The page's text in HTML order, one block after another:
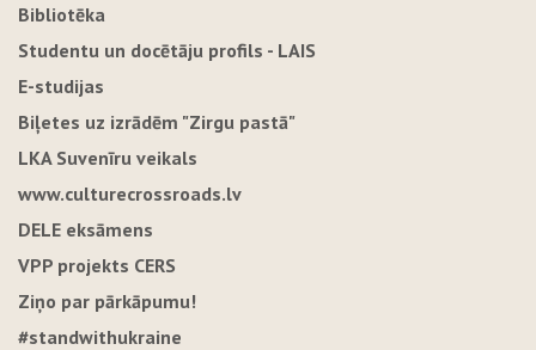
Bibliotēka
Studentu un docētāju profils - LAIS
E-studijas
Biļetes uz izrādēm "Zirgu pastā"
LKA Suvenīru veikals
www.culturecrossroads.lv
DELE eksāmens
VPP projekts CERS
Ziņo par pārkāpumu!
#standwithukraine